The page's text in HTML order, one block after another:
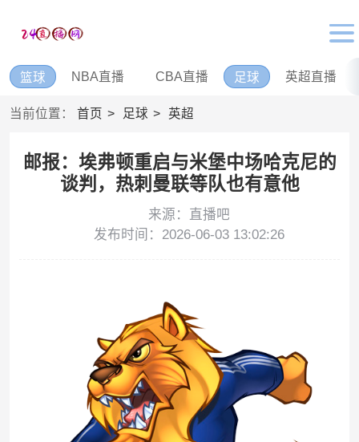
篮球 NBA直播 CBA直播 足球 英超直播
当前位置： 首页 足球 英超
邮报：埃弗顿重启与米堡中场哈克尼的
谈判，热刺曼联等队也有意他
来源：直播吧
发布时间：2026-06-03 13:02:26